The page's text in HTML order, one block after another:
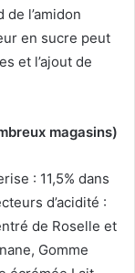
l’amidon
en sucre peut
et l’ajout de
magasins)
: 11,5% dans
d’acidité :
de Roselle et
Gomme